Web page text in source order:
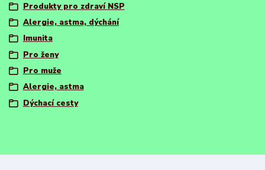
Produkty pro zdraví NSP
Alergie, astma, dýchání
Imunita
Pro ženy
Pro muže
Alergie, astma
Dýchací cesty